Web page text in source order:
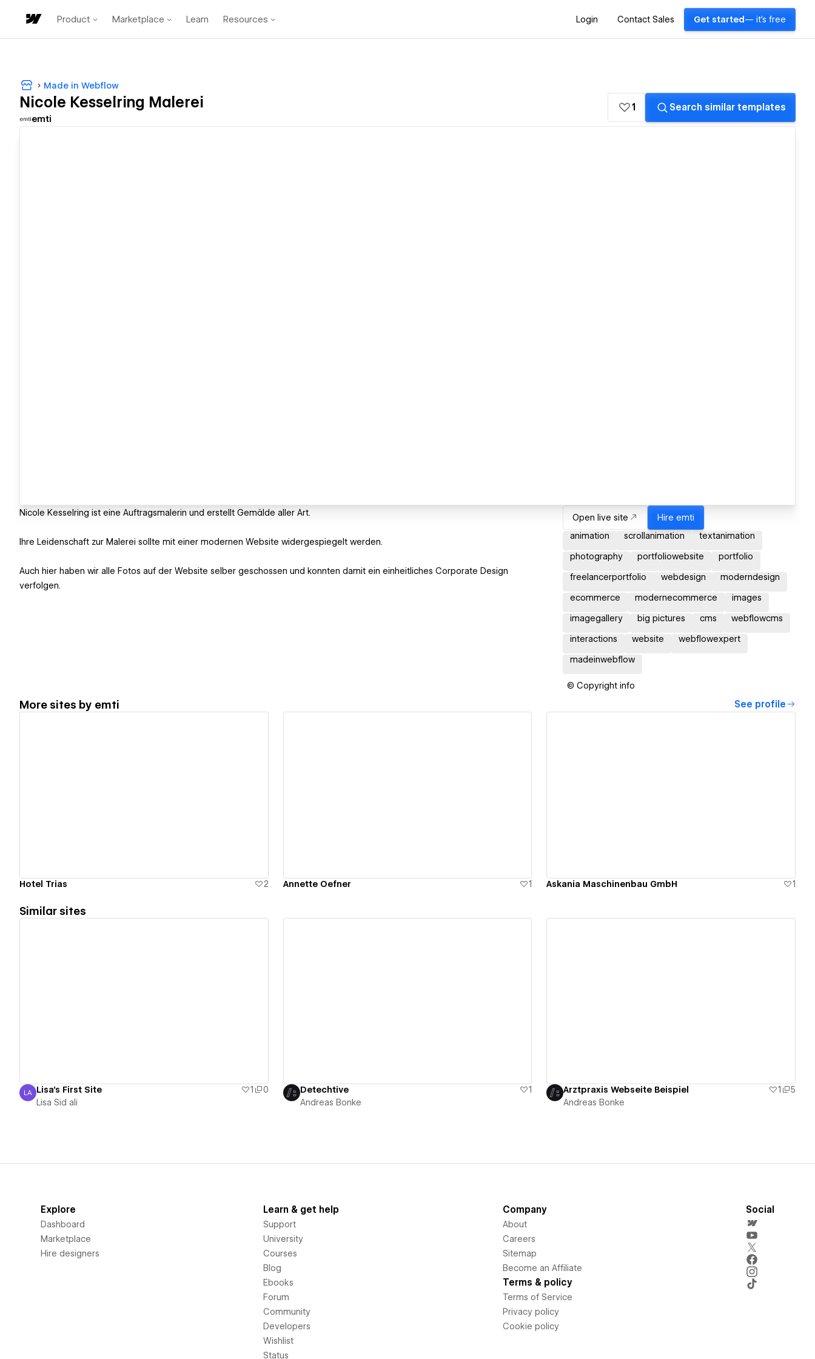
Product Marketplace Learn Resources Login Contact Sales Get started — it's free
Made in Webflow
Nicole Kesselring Malerei
emti
1 Search similar templates
Nicole Kesselring ist eine Auftragsmalerin und erstellt Gemälde aller Art.
Ihre Leidenschaft zur Malerei sollte mit einer modernen Website widergespiegelt werden.
Auch hier haben wir alle Fotos auf der Website selber geschossen und konnten damit ein einheitliches Corporate Design
verfolgen.
Open live site Hire emti
animation
scrollanimation textanimation
photography portfoliowebsite portfolio
freelancerportfolio webdesign moderndesign
ecommerce modernecommerce images
imagegallery big pictures cms webflowcms
interactions website webflowexpert
madeinwebflow
© Copyright info
More sites by emti See profile
Hotel Trias 2 Annette Oefner 1 Askania Maschinenbau GmbH 1
Similar sites
Lisa Sid ali
LA Lisa's First Site 1
0
Lisa Sid ali
Detechtive
1
Andreas Bonke
Arztpraxis Webseite Beispiel 1
5
Andreas Bonke
Explore
Dashboard
Marketplace
Hire designers
Learn & get help
Support
University
Courses
Blog
Ebooks
Forum
Community
Developers
Wishlist
Status
Company
About
Careers
Sitemap
Become an Affiliate
Terms & policy
Terms of Service
Privacy policy
Cookie policy
Social